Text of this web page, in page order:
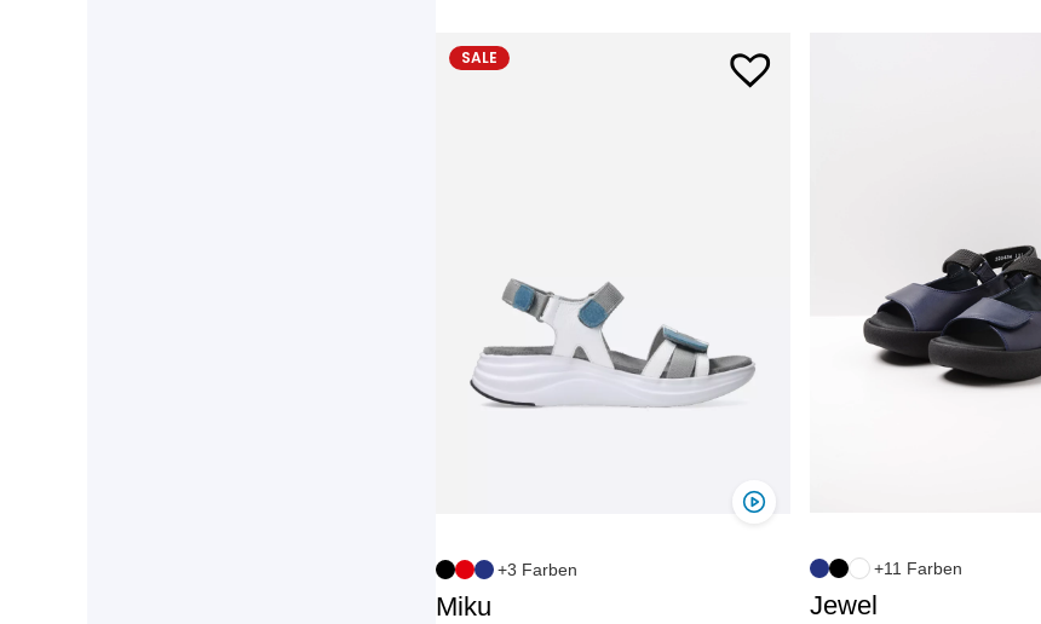
SALE
+3 Farben
Miku
+11 Farben
Jewel